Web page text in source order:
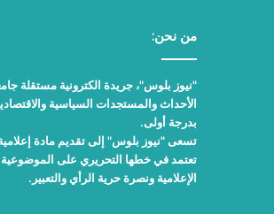
من نحن:
الأحداث والمستجدات السياسية
بدرجة أولى.
تسعى "نيوز بلوس" إلى تقديم مادة
تعتمد في خطها التحريري على
الإعلامية ونصرة حرية الرأي والتعبير.